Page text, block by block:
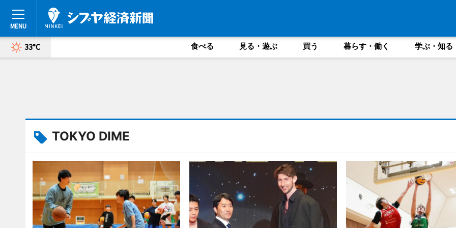
33°C 食べる 見る・遊ぶ 買う 暮らす・働く 学ぶ・知る
TOKYO DIME